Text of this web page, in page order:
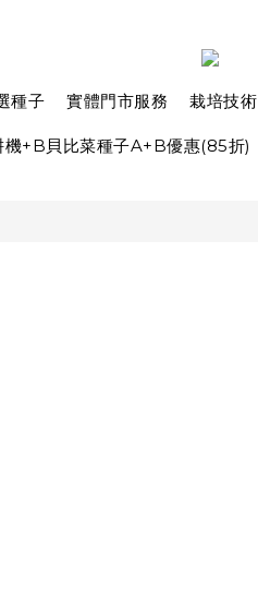
種子 實體門市服務 栽培技術
機+B貝比菜種子A+B優惠(85折)